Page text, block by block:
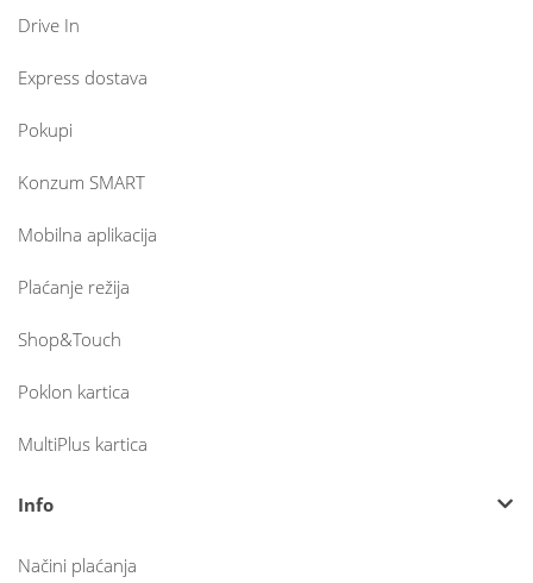
Drive In
Express dostava
Pokupi
Konzum SMART
Mobilna aplikacija
Plaćanje režija
Shop&Touch
Poklon kartica
MultiPlus kartica
Info
Načini plaćanja